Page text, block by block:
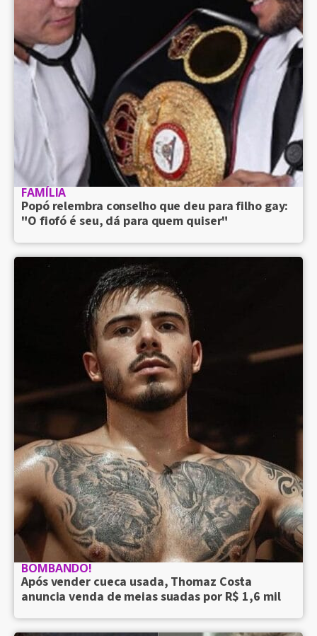
FAMÍLIA
Popó relembra conselho que deu para filho gay:
"O fiofó é seu, dá para quem quiser"
BOMBANDO!
Após vender cueca usada, Thomaz Costa
anuncia venda de meias suadas por R$ 1,6 mil